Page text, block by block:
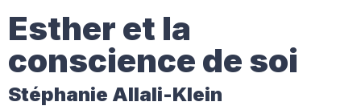
Esther et la
conscience de soi
Stéphanie Allali-Klein